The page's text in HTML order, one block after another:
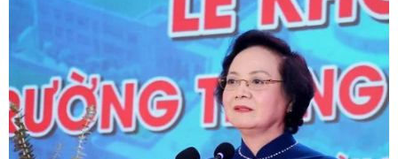
02/08/2026 05:58
Giao chỉ tiêu bao phủ bảo hiểm y tế
toàn quốc đạt 100% vào năm 2030
02/08/2026 04:54